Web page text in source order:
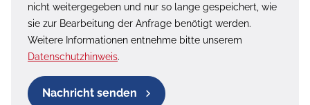
nicht weitergegeben und nur so lange gespeichert, wie
sie zur Bearbeitung der Anfrage benötigt werden.
Weitere Informationen entnehme bitte unserem
Datenschutzhinweis.
Nachricht senden